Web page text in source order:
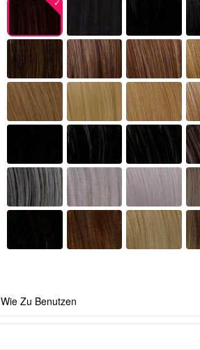
Wie Zu Benutzen